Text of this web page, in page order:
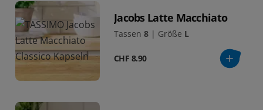
Jacobs Latte Macchiato
Tassen 8 | Größe L
CHF 8.90